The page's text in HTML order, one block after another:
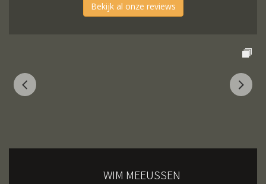
Bekijk al onze reviews
WIM MEEUSSEN